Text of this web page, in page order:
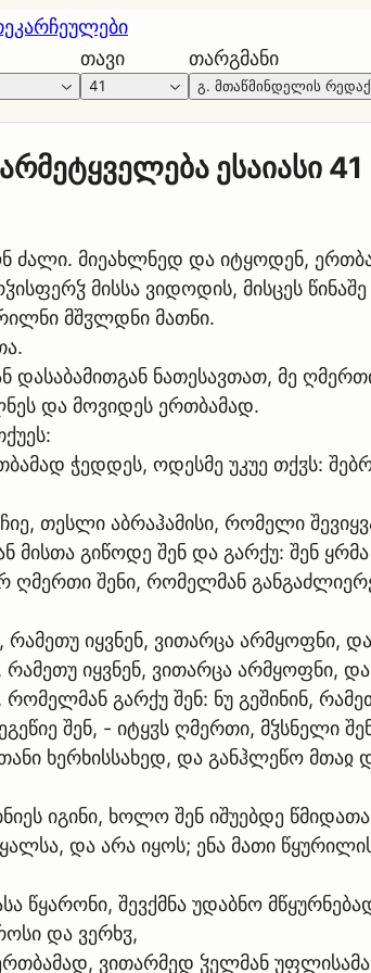
რჩეულები
თავი
41
თარგმანი
გ. მთაწმინდელის
ესაიასი 41
მიეახლნედ და იტყოდენ,
მისსა ვიდოდის, მისცეს
მშჳლდნი მათნი.
დასაბამითგან ნათესავთათ, მე
და მოვიდეს ერთბამად.
ჭედდეს, ოდესმე უკუე თქჳს:
თესლი აბრაჰამისი, რომელი
მისთა გიწოდე შენ და გარქუ: შენ
ღმერთი შენი, რომელმან
იყვნენ, ვითარცა არმყოფნი,
იყვნენ, ვითარცა არმყოფნი,
გარქუ შენ: ნუ გეშინინ,
შენ, - იტყჳს ღმერთი, მჴსნელი
ხერხისსახედ, და განჰლეწო
იგინი, ხოლო შენ იშუებდე
და არა იყოს; ენა მათი
წყარონი, შევქმნა უდაბნო
და ვერხჳ,
ვითარმედ ჴელმან უფლისამან